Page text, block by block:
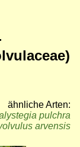
ähnliche Arten:
pulchra
arvensis